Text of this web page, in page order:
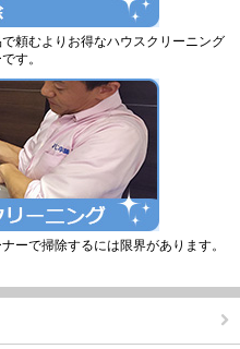
頼むよりお得なハウスクリーニング
す。
ーで掃除するには限界があります。